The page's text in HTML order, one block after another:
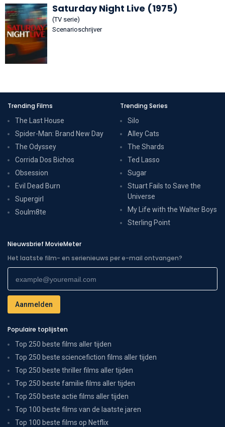
Saturday Night Live (1975)
(TV serie)
Scenarioschrijver
Trending Films
The Last House
Spider-Man: Brand New Day
The Odyssey
Corrida Dos Bichos
Obsession
Evil Dead Burn
Supergirl
Soulm8te
Trending Series
Silo
Alley Cats
The Shards
Ted Lasso
Sugar
Stuart Fails to Save the
Universe
My Life with the Walter Boys
Sterling Point
Nieuwsbrief MovieMeter
Het laatste film- en serienieuws per e-mail ontvangen?
Populaire toplijsten
Top 250 beste films aller tijden
Top 250 beste sciencefiction films aller tijden
Top 250 beste thriller films aller tijden
Top 250 beste familie films aller tijden
Top 250 beste actie films aller tijden
Top 100 beste films van de laatste jaren
Top 100 beste films op Netflix